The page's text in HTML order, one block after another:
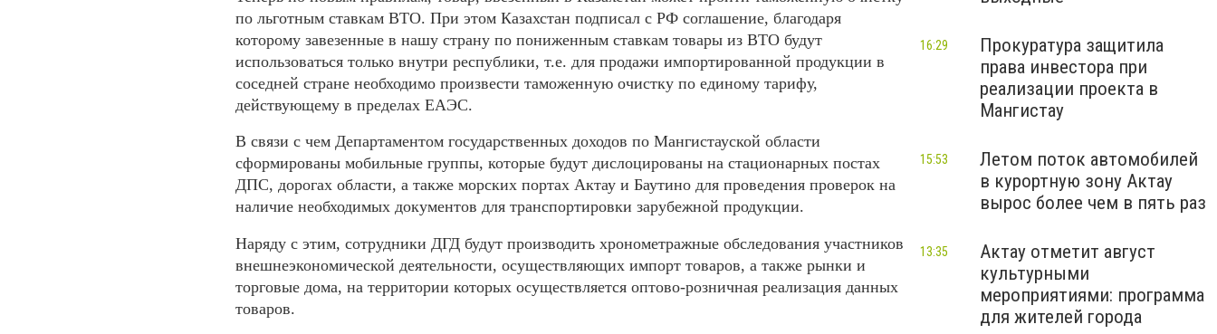
по льготным ставкам ВТО. При этом Казахстан подписал с РФ соглашение, благодаря
которому завезенные в нашу страну по пониженным ставкам товары из ВТО будут
использоваться только внутри республики, т.е. для продажи импортированной продукции в
соседней стране необходимо произвести таможенную очистку по единому тарифу,
действующему в пределах ЕАЭС.
В связи с чем Департаментом государственных доходов по Мангистауской области
сформированы мобильные группы, которые будут дислоцированы на стационарных постах
ДПС, дорогах области, а также морских портах Актау и Баутино для проведения проверок на
наличие необходимых документов для транспортировки зарубежной продукции.
Наряду с этим, сотрудники ДГД будут производить хронометражные обследования участников
внешнеэкономической деятельности, осуществляющих импорт товаров, а также рынки и
торговые дома, на территории которых осуществляется оптово-розничная реализация данных
товаров.
Прокуратура защитила
права инвестора при
реализации проекта в
Мангистау
16:29
Летом поток автомобилей
в курортную зону Актау
вырос более чем в пять раз
15:53
Актау отметит август
культурными
мероприятиями: программа
для жителей города
13:35